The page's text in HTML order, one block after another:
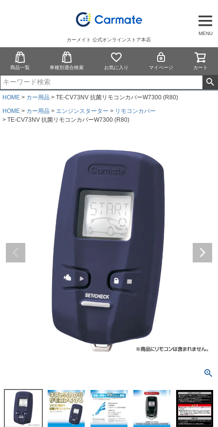
MENU
カーメイト 公式オンラインストア本店
商品一覧 車種別適合検索 お気に入り マイページ カート
HOME カー用品
TE-CV73NV 抗菌リモコンカバーW7300 (R80)
HOME
カー用品 エンジンスターター
リモコンカバー
TE-CV73NV 抗菌リモコンカバーW7300 (R80)